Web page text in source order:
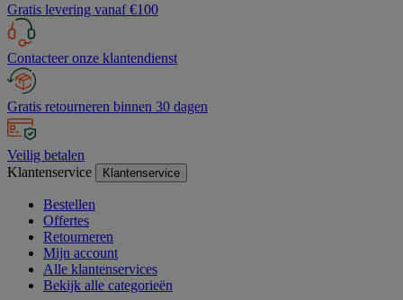
Gratis levering vanaf €100
Contacteer onze klantendienst
Gratis retourneren binnen 30 dagen
Veilig betalen
Klantenservice
Klantenservice
Bestellen
Offertes
Retourneren
Mijn account
Alle klantenservices
Bekijk alle categorieën